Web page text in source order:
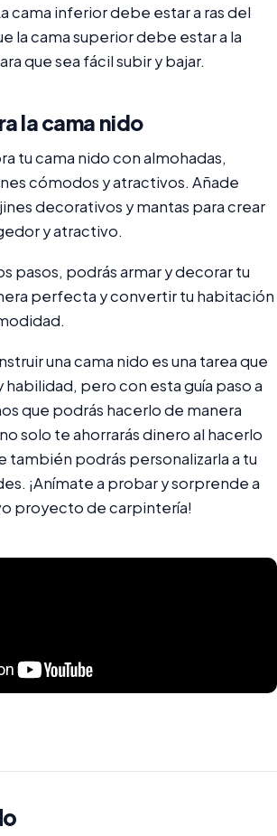
cama inferior debe estar a ras del
la cama superior debe estar a la
que sea fácil subir y bajar.
la cama nido
tu cama nido con almohadas,
cómodos y atractivos. Añade
decorativos y mantas para crear
y atractivo.
pasos, podrás armar y decorar tu
perfecta y convertir tu habitación
una cama nido es una tarea que
pero con esta guía paso a
que podrás hacerlo de manera
solo te ahorrarás dinero al hacerlo
también podrás personalizarla a tu
¡Anímate a probar y sorprende a
proyecto de carpintería!